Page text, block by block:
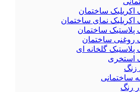
اکریلیک ساختمان
اکریلیک نمای ساختمان
پلاستیک ساختمان
روغنی ساختمان
پلاستیک گلخانه ای
استخری
زنگ
ساختمانی
رنگ